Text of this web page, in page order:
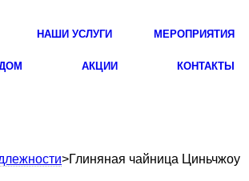
НАШИ УСЛУГИ МЕРОПРИЯТИЯ
АКЦИИ КОНТАКТЫ
>Глиняная чайница Циньчжоу